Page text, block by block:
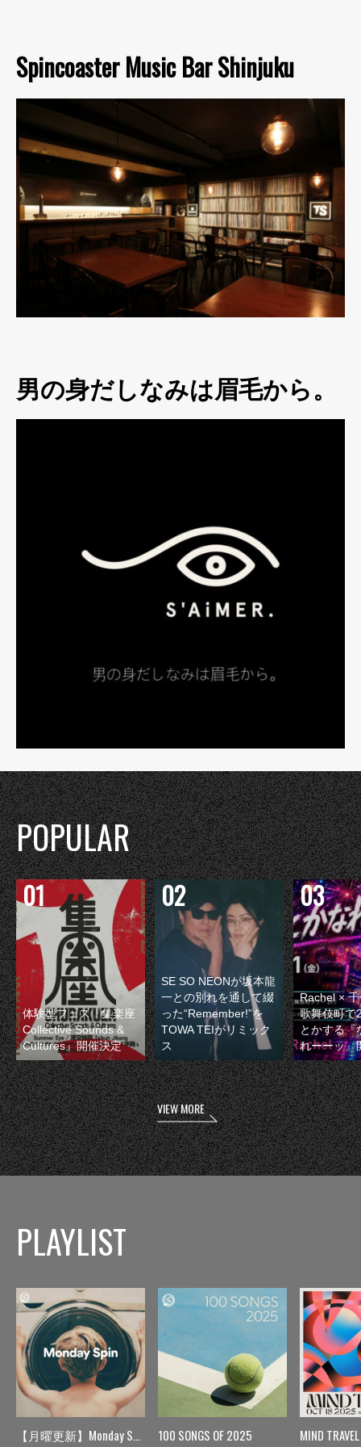
Spincoaster Music Bar Shinjuku
男の身だしなみは眉毛から。
POPULAR
体験型フェス『集楽座
Collective Sounds &
Cultures』開催決定
SE SO NEONが坂本龍
一との別れを通して綴
った“Remember!”を
TOWA TEIがリミック
ス
Rachel ×
歌舞伎町で
とかする『
れーーッ』
VIEW MORE
PLAYLIST
【月曜更新】Monday Spin 100 SONGS OF 2025 MIND TRAVEL